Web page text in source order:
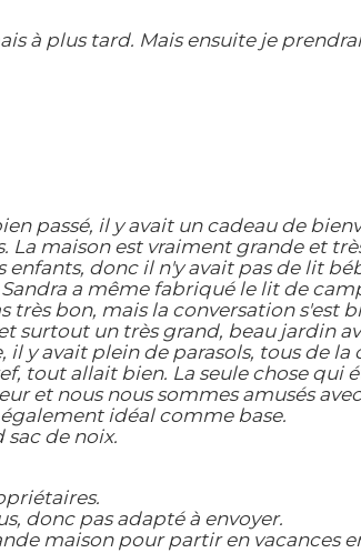
à plus tard. Mais ensuite je
passé, il y avait un cadeau de
La maison est vraiment grande et
donc il n'y avait pas de lit
a même fabriqué le lit de
bon, mais la conversation s'est
surtout un très grand, beau jardin
y avait plein de parasols, tous de la
tout allait bien. La seule chose qui
et nous nous sommes amusés
idéal comme base.
de noix.
donc pas adapté à envoyer.
maison pour partir en vacances